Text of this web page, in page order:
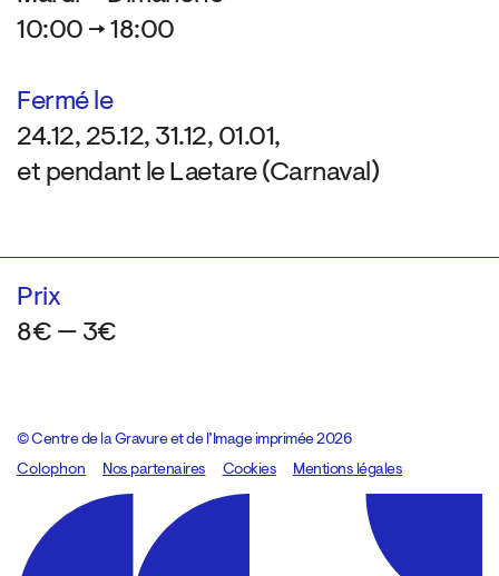
10:00 → 18:00
Fermé le
24.12, 25.12, 31.12, 01.01,
et pendant le Laetare (Carnaval)
Prix
8€ — 3€
© Centre de la Gravure et de l’Image imprimée 2026
Colophon
Design:Marcel Kaczmarek, code:8080.studio
Nos partenaires Cookies Mentions légales